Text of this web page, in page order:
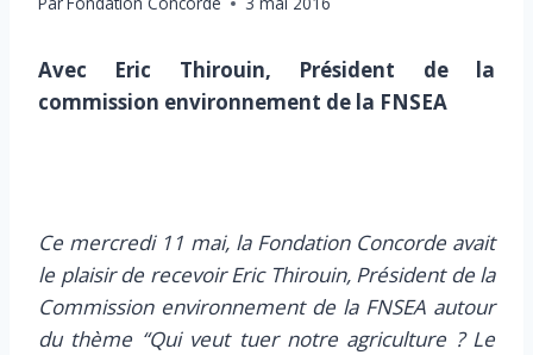
Avec Eric Thirouin, Président de la
commission environnement de la FNSEA
Ce mercredi 11 mai, la Fondation Concorde avait
le plaisir de recevoir Eric Thirouin, Président de la
Commission environnement de la FNSEA autour
du thème “Qui veut tuer notre agriculture ? Le